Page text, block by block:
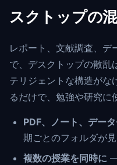
スクトップの
レポート、文献調査、デ
で、デスクトップの散乱
テリジェントな構造がな
るだけで、勉強や研究に
PDF、ノート、デー
期ごとのフォルダが
複数の授業を同時に